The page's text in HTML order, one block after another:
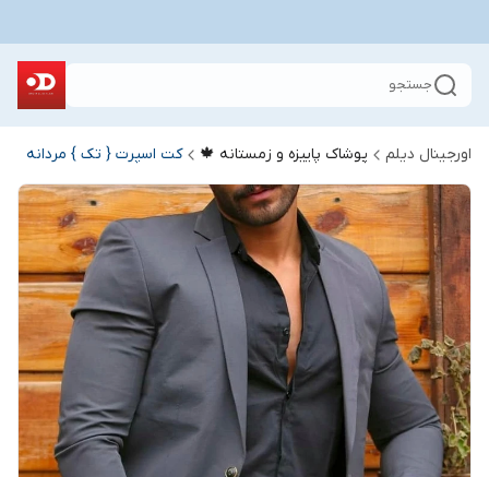
جستجو
اورجینال دیلم پوشاک پاییزه و زمستانه 🍁 کت اسپرت { تک } مردانه